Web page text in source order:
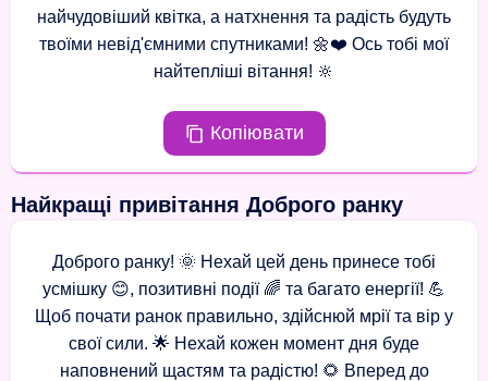
найчудовіший квітка, а натхнення та радість будуть
твоїми невід'ємними спутниками! 🌼❤️ Ось тобі мої
найтепліші вітання! 🔆
Копіювати
Найкращі привітання Доброго ранку
Доброго ранку! 🌞 Нехай цей день принесе тобі
усмішку 😊, позитивні події 🌈 та багато енергії! 💪
Щоб почати ранок правильно, здійснюй мрії та вір у
свої сили. 🌟 Нехай кожен момент дня буде
наповнений щастям та радістю! 🌻 Вперед до